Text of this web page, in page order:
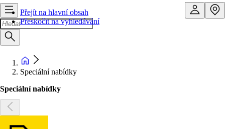
Přejít na hlavní obsah
Přeskočit na vyhledávání
Speciální nabídky
Speciální nabídky